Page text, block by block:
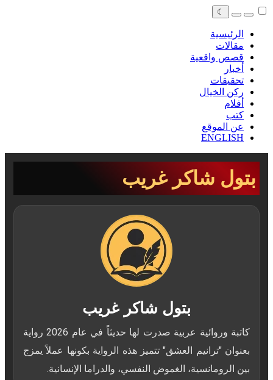
☾
الرئيسية
مقالات
قصص واقعية
أخبار
تحقيقات
ركن الخيال
أفلام
كتب
عن الموقع
ENGLISH
بتول شاكر غريب
بتول شاكر غريب
كاتبة وروائية عربية صدرت لها حديثاً في عام 2026 رواية
بعنوان "ترانيم العشق" تتميز هذه الرواية بكونها عملاً يمزج
بين الرومانسية، الغموض النفسي، والدراما الإنسانية.